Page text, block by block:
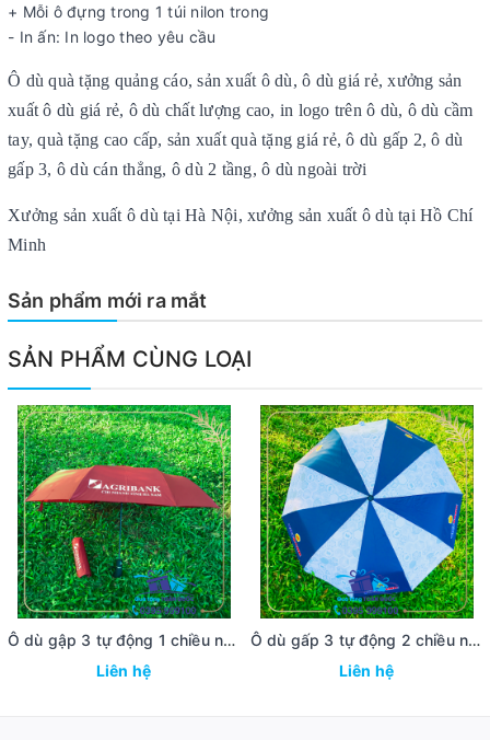
+ Mỗi ô đựng trong 1 túi nilon trong
- In ấn: In logo theo yêu cầu
Ô dù quà tặng quảng cáo, sản xuất ô dù, ô dù giá rẻ, xưởng sản
xuất ô dù giá rẻ, ô dù chất lượng cao, in logo trên ô dù, ô dù cầm
tay, quà tặng cao cấp, sản xuất quà tặng giá rẻ, ô dù gấp 2, ô dù
gấp 3, ô dù cán thẳng, ô dù 2 tầng, ô dù ngoài trời
Xưởng sản xuất ô dù tại Hà Nội, xưởng sản xuất ô dù tại Hồ Chí
Minh
Sản phẩm mới ra mắt
SẢN PHẨM CÙNG LOẠI
Ô dù gập 3 tự động 1 chiều ngân hàng Agribank
Liên hệ
Ô dù gấp 3 tự động 2 chiều ngân hàng Vietbank
Liên hệ